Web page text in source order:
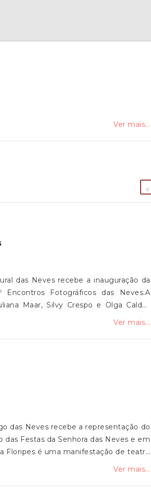
Ver mais...
das Neves recebe a inauguração da
Fotográficos das Neves.A
Maar, Silvy Crespo e Olga Caldas
fotografia contemporânea e à relação
Neiva.A exposição estará patente até
Ver mais...
das Neves recebe a representação do
Festas da Senhora das Neves e em
Floripes é uma manifestação de teatro
dança e mímica, conjugando
do teatro popular português e
Ver mais...